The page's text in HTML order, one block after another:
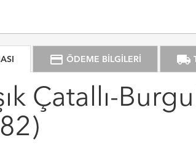
credit_card ÖDEME BİLGİLERİ local_shipping
Çatallı-